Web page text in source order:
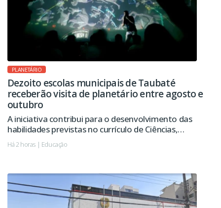
PLANETÁRIO
Dezoito escolas municipais de Taubaté
receberão visita de planetário entre agosto e
outubro
A iniciativa contribui para o desenvolvimento das
habilidades previstas no currículo de Ciências,
despertando a curiosidade, o pensamento
investigativo e o interesse pela ciência.
Há 2 horas | Educação